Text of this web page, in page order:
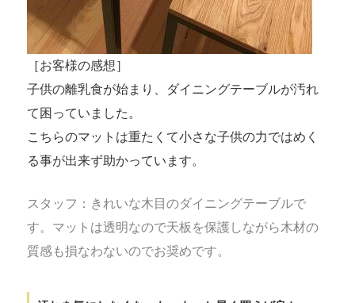
［お客様の感想］
子供の離乳食が始まり、ダイニングテーブルが汚れ
て困っていました。
こちらのマットは重たくて小さな子供の力ではめく
る事が出来ず助かっています。
スタッフ：きれいな木目のダイニングテーブルで
す。マットは透明なので天板を保護しながら木材の
質感も損なわないのでお奨めです。